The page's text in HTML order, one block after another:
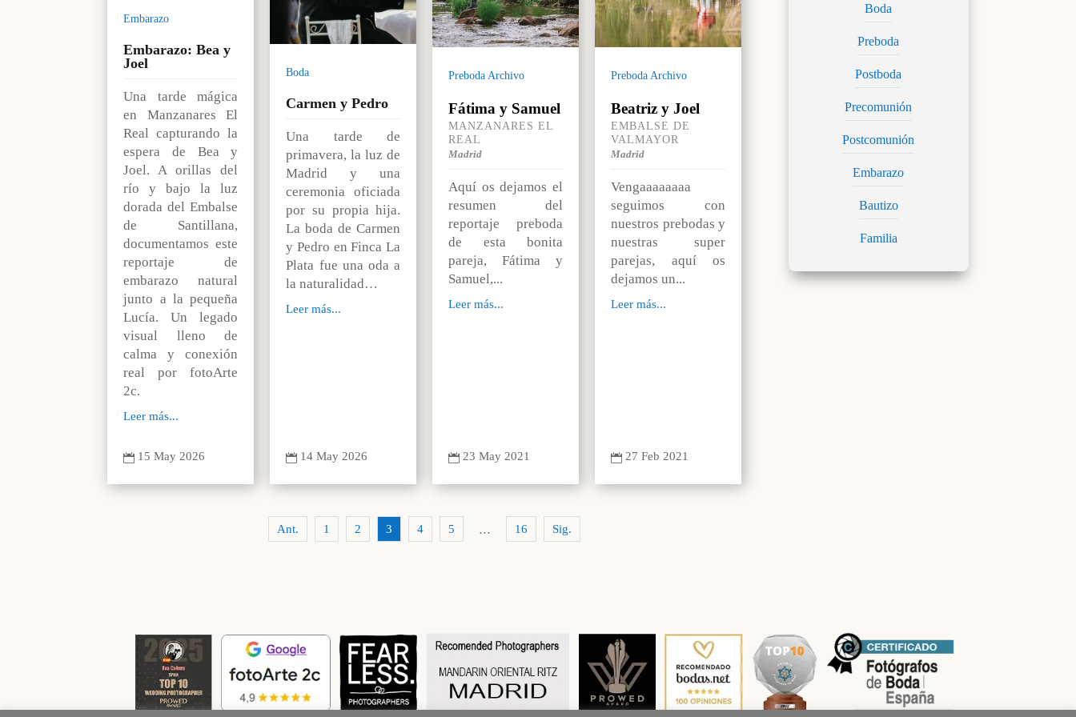
Embarazo
Embarazo: Bea y
Joel
Una tarde mágica
en Manzanares El
Real capturando la
espera de Bea y
Joel. A orillas del
río y bajo la luz
dorada del Embalse
de Santillana,
documentamos este
reportaje de
embarazo natural
junto a la pequeña
Lucía. Un legado
visual lleno de
calma y conexión
real por fotoArte
2c.
Leer más...
 15 May 2026
Boda
Carmen y Pedro
Una tarde de
primavera, la luz de
Madrid y una
ceremonia oficiada
por su propia hija.
La boda de Carmen
y Pedro en Finca La
Plata fue una oda a
la naturalidad…
Leer más...
 14 May 2026
Preboda Archivo
Fátima y Samuel
MANZANARES EL
REAL
Madrid
Aquí os dejamos el
resumen del
reportaje preboda
de esta bonita
pareja, Fátima y
Samuel,...
Leer más...
 23 May 2021
Preboda Archivo
Beatriz y Joel
EMBALSE DE
VALMAYOR
Madrid
Vengaaaaaaaa
seguimos con
nuestros prebodas y
nuestras super
parejas, aquí os
dejamos un...
Leer más...
 27 Feb 2021
Ant. 1 2 3 4 5 … 16 Sig.
Boda
Preboda
Postboda
Precomunión
Postcomunión
Embarazo
Bautizo
Familia